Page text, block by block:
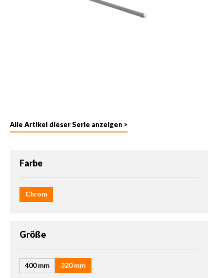
Alle Artikel dieser Serie anzeigen >
Farbe
Chrom
Größe
400 mm 320 mm